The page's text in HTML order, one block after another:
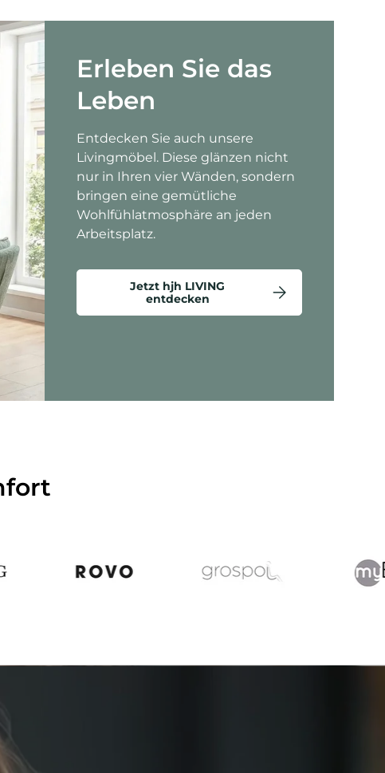
anzeigen - Criss-Cross 20 - Loungesessel
Erleben Sie das
Leben
Entdecken Sie auch unsere
Livingmöbel. Diese glänzen nicht
nur in Ihren vier Wänden, sondern
bringen eine gemütliche
Wohlfühlatmosphäre an jeden
Arbeitsplatz.
Jetzt hjh LIVING
entdecken